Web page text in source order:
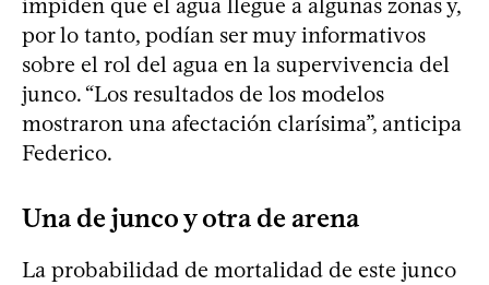
impiden que el agua llegue a algunas zonas y,
por lo tanto, podían ser muy informativos
sobre el rol del agua en la supervivencia del
junco. “Los resultados de los modelos
mostraron una afectación clarísima”, anticipa
Federico.
Una de junco y otra de arena
La probabilidad de mortalidad de este junco